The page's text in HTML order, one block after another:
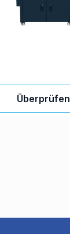
Überprüfen